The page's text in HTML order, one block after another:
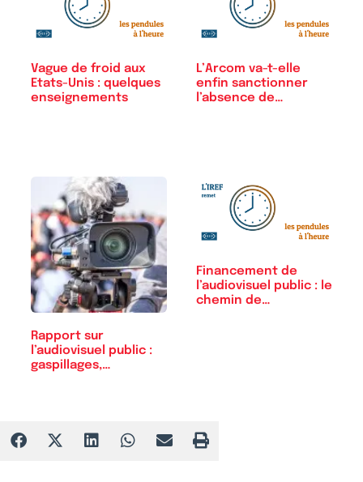
Vague de froid aux
Etats-Unis : quelques
enseignements
L’Arcom va-t-elle
enfin sanctionner
l’absence de…
Rapport sur
l’audiovisuel public :
gaspillages,…
Financement de
l’audiovisuel public : le
chemin de…